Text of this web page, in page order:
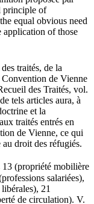
principle of
equal obvious need
application of those
traités, de la
de Vienne
des Traités, vol.
tels articles aura, à
et la
traités entrés en
de Vienne, ce qui
droit des réfugiés.
13 (propriété mobilière
salariées),
21
de circulation). V.